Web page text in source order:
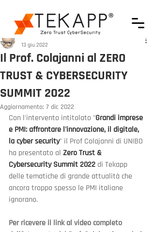
Il Prof. Colajanni al ZERO
TRUST & CYBERSECURITY
SUMMIT 2022
Pier Paolo Parenti
13 giu 2022
Aggiornamento: 7 dic 2022
Con l'intervento intitolato "Grandi imprese
e PMI: affrontare l'innovazione, il digitale,
la cyber security" il Prof Colajanni di UNIBO
ha presentato al Zero Trust &
Cybersecurity Summit 2022 di Tekapp
delle tematiche di grande attualità che
ancora troppo spesso le PMI italiane
ignorano.
Per ricevere il link al video completo